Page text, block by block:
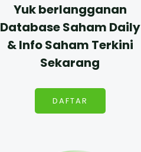
Yuk berlangganan
Database Saham Daily
& Info Saham Terkini
Sekarang
DAFTAR